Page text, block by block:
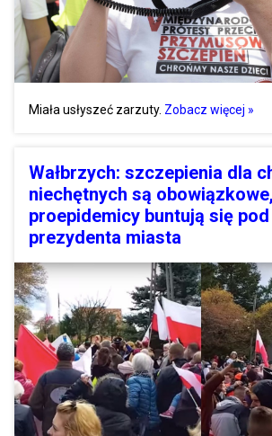
Miała usłyszeć zarzuty. Zobacz więcej »
Wałbrzych: szczepienia dla
niechętnych są obowiązkowe,
proepidemicy buntują się
prezydenta miasta